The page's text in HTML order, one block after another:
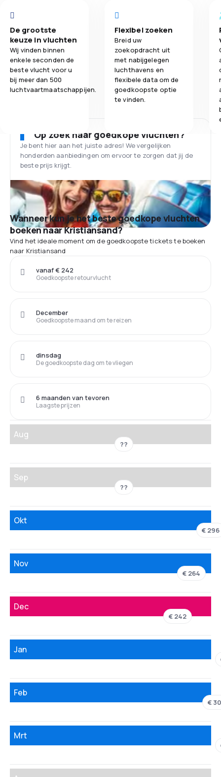
De grootste
keuze in vluchten
Wij vinden binnen
enkele seconden de
beste vlucht voor u
bij meer dan 500
luchtvaartmaatschappijen.
Flexibel zoeken
Breid uw
zoekopdracht uit
met nabijgelegen
luchthavens en
flexibele data om de
goedkoopste optie
te vinden.
Op zoek naar goedkope vluchten?
Je bent hier aan het juiste adres! We vergelijken
honderden aanbiedingen om ervoor te zorgen dat jij de
beste prijs krijgt.
Wanneer kun je het beste goedkope vluchten
boeken naar Kristiansand?
Vind het ideale moment om de goedkoopste tickets te boeken
naar Kristiansand
Goedkoopste retourvlucht
vanaf € 242
Goedkoopste maand om te reizen
December
De goedkoopste dag om te vliegen
dinsdag
Laagste prijzen
6 maanden van tevoren
Aug
??
Sep
??
Okt
€ 296
Nov
€ 264
Dec
€ 242
Jan
Feb
€
Mrt